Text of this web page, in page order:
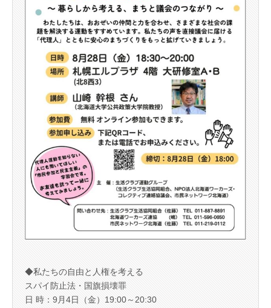
◆私たちの自由と人権を考える
スパイ防止法・国旗損壊罪
日 時：9月4日（金）19:00～20:30